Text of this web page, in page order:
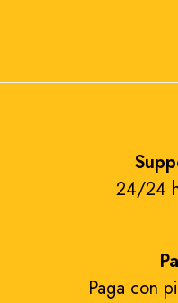
24/24
Paga con